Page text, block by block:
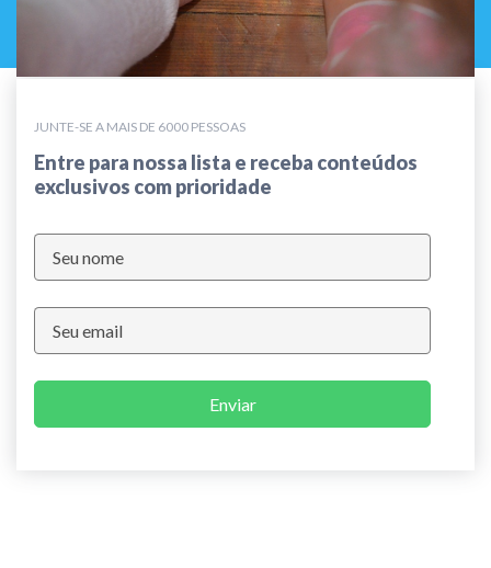
JUNTE-SE A MAIS DE 6000 PESSOAS
Entre para nossa lista e receba conteúdos
exclusivos com prioridade
Enviar